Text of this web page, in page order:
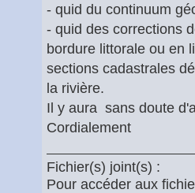
- quid du continuum
- quid des corrections
bordure littorale ou en
sections cadastrales
la rivière.
Il y aura sans doute
Cordialement
Fichier(s) joint(s) :
Pour accéder aux